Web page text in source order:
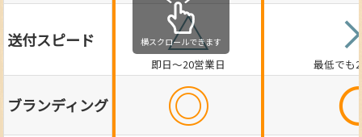
送付スピード △
即日～20営業日 最低でも
ブランディング ◎